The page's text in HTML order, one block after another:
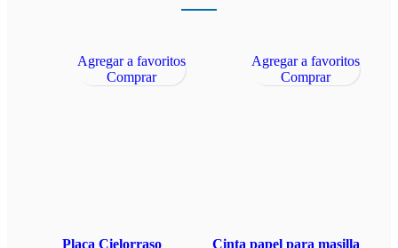
Placa Cielorraso
Agregar a favoritos
Comprar
Cinta papel para masilla
Agregar a favoritos
Comprar